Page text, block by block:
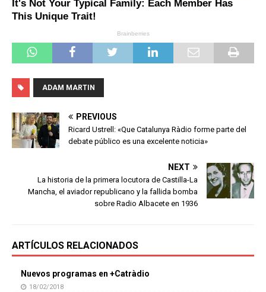
ADAM MARTIN
PREVIOUS
Ricard Ustrell: «Que Catalunya Ràdio forme parte del
debate público es una excelente noticia»
NEXT
La historia de la primera locutora de Castilla-La
Mancha, el aviador republicano y la fallida bomba
sobre Radio Albacete en 1936
ARTÍCULOS RELACIONADOS
Nuevos programas en +Catràdio
18/02/2018